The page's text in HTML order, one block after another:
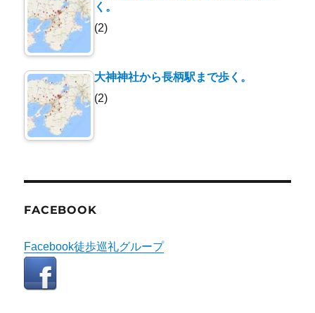
く。
(2)
大神神社から長柄駅まで歩く。
(2)
FACEBOOK
Facebook徒歩巡礼グループ